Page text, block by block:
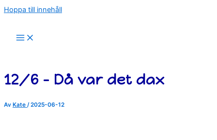
Hoppa till innehåll
12/6 – Då var det dax
Av Kate /2025-06-12